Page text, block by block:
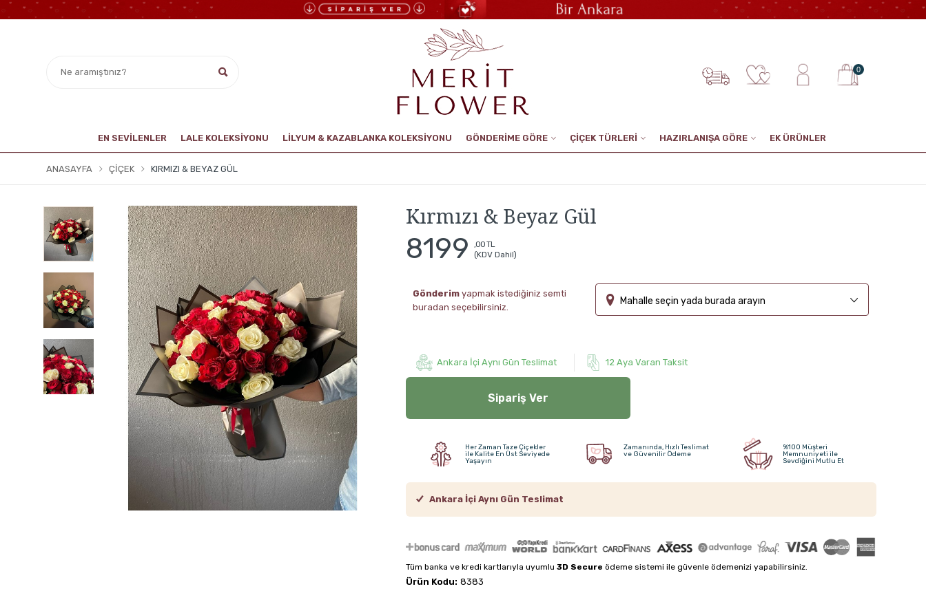
0
EN SEVİLENLER LALE KOLEKSIYONU LİLYUM & KAZABLANKA KOLEKSİYONU GÖNDERİME GÖRE ÇİÇEK TÜRLERİ HAZIRLANIŞA GÖRE EK ÜRÜNLER
ANASAYFA ÇIÇEK KIRMIZI & BEYAZ GÜL
Kırmızı & Beyaz Gül
8199
,00 TL
(KDV Dahil)
Gönderimyapmak istediğiniz semti
buradan seçebilirsiniz.
Mahalle seçin yada burada arayın
Ankara İçi Aynı Gün Teslimat 12 Aya Varan Taksit
Sipariş Ver
Her Zaman Taze Çiçekler
ile Kalite En Üst Seviyede
Yaşayın
Zamanında, Hızlı Teslimat
ve Güvenilir Ödeme
%100 Müşteri
Memnuniyeti ile
Sevdiğini Mutlu Et
Ankara İçi Aynı Gün Teslimat
Tüm banka ve kredi kartlarıyla uyumlu 3D Secure ödeme sistemi ile güvenle ödemenizi yapabilirsiniz.
Ürün Kodu: 8383